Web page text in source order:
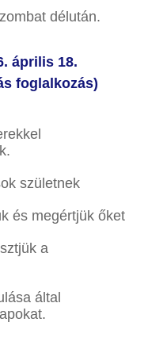
délután.
április 18.
foglalkozás)
születnek
és megértjük őket
a
által